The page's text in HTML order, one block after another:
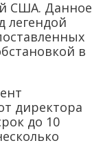
США. Данное
легендой
в
директора
до 10